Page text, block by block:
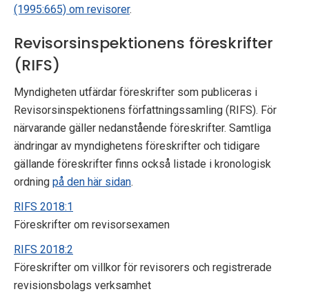
(1995:665) om revisorer.
Revisorsinspektionens föreskrifter
(RIFS)
Myndigheten utfärdar föreskrifter som publiceras i
Revisorsinspektionens författningssamling (RIFS). För
närvarande gäller nedanstående föreskrifter. Samtliga
ändringar av myndighetens föreskrifter och tidigare
gällande föreskrifter finns också listade i kronologisk
ordning på den här sidan.
RIFS 2018:1
Föreskrifter om revisorsexamen
RIFS 2018:2
Föreskrifter om villkor för revisorers och registrerade
revisionsbolags verksamhet